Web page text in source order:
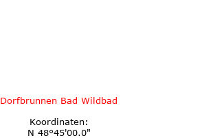
Dorfbrunnen Bad Wildbad
Koordinaten:
N 48°45'00.0"